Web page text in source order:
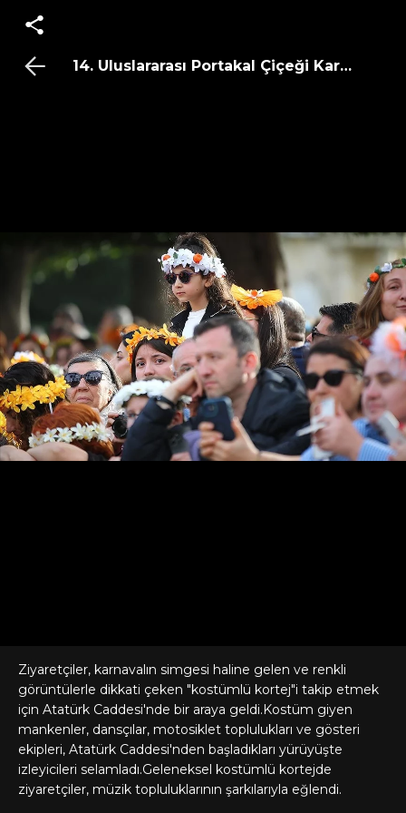
14. Uluslararası Portakal Çiçeği
Ziyaretçiler, karnavalın simgesi haline gelen ve renkli
görüntülerle dikkati çeken "kostümlü kortej"i takip etmek
için Atatürk Caddesi'nde bir araya geldi.Kostüm giyen
mankenler, dansçılar, motosiklet toplulukları ve gösteri
ekipleri, Atatürk Caddesi'nden başladıkları yürüyüşte
izleyicileri selamladı.Geleneksel kostümlü kortejde
ziyaretçiler, müzik topluluklarının şarkılarıyla eğlendi.